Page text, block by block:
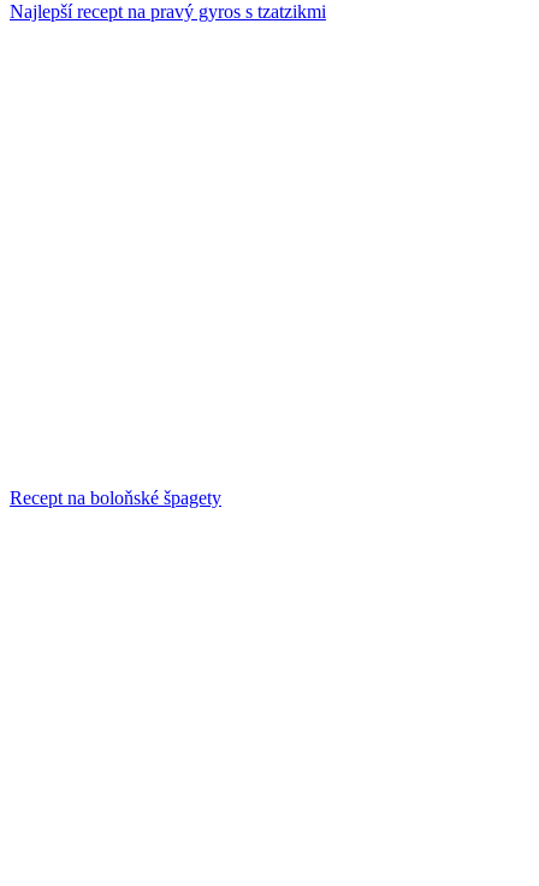
Najlepší recept na pravý gyros s tzatzikmi
Recept na boloňské špagety